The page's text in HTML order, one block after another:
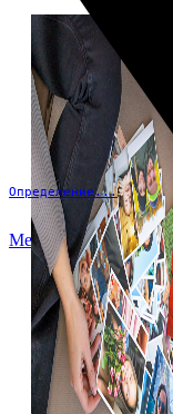
Определение...
Меню